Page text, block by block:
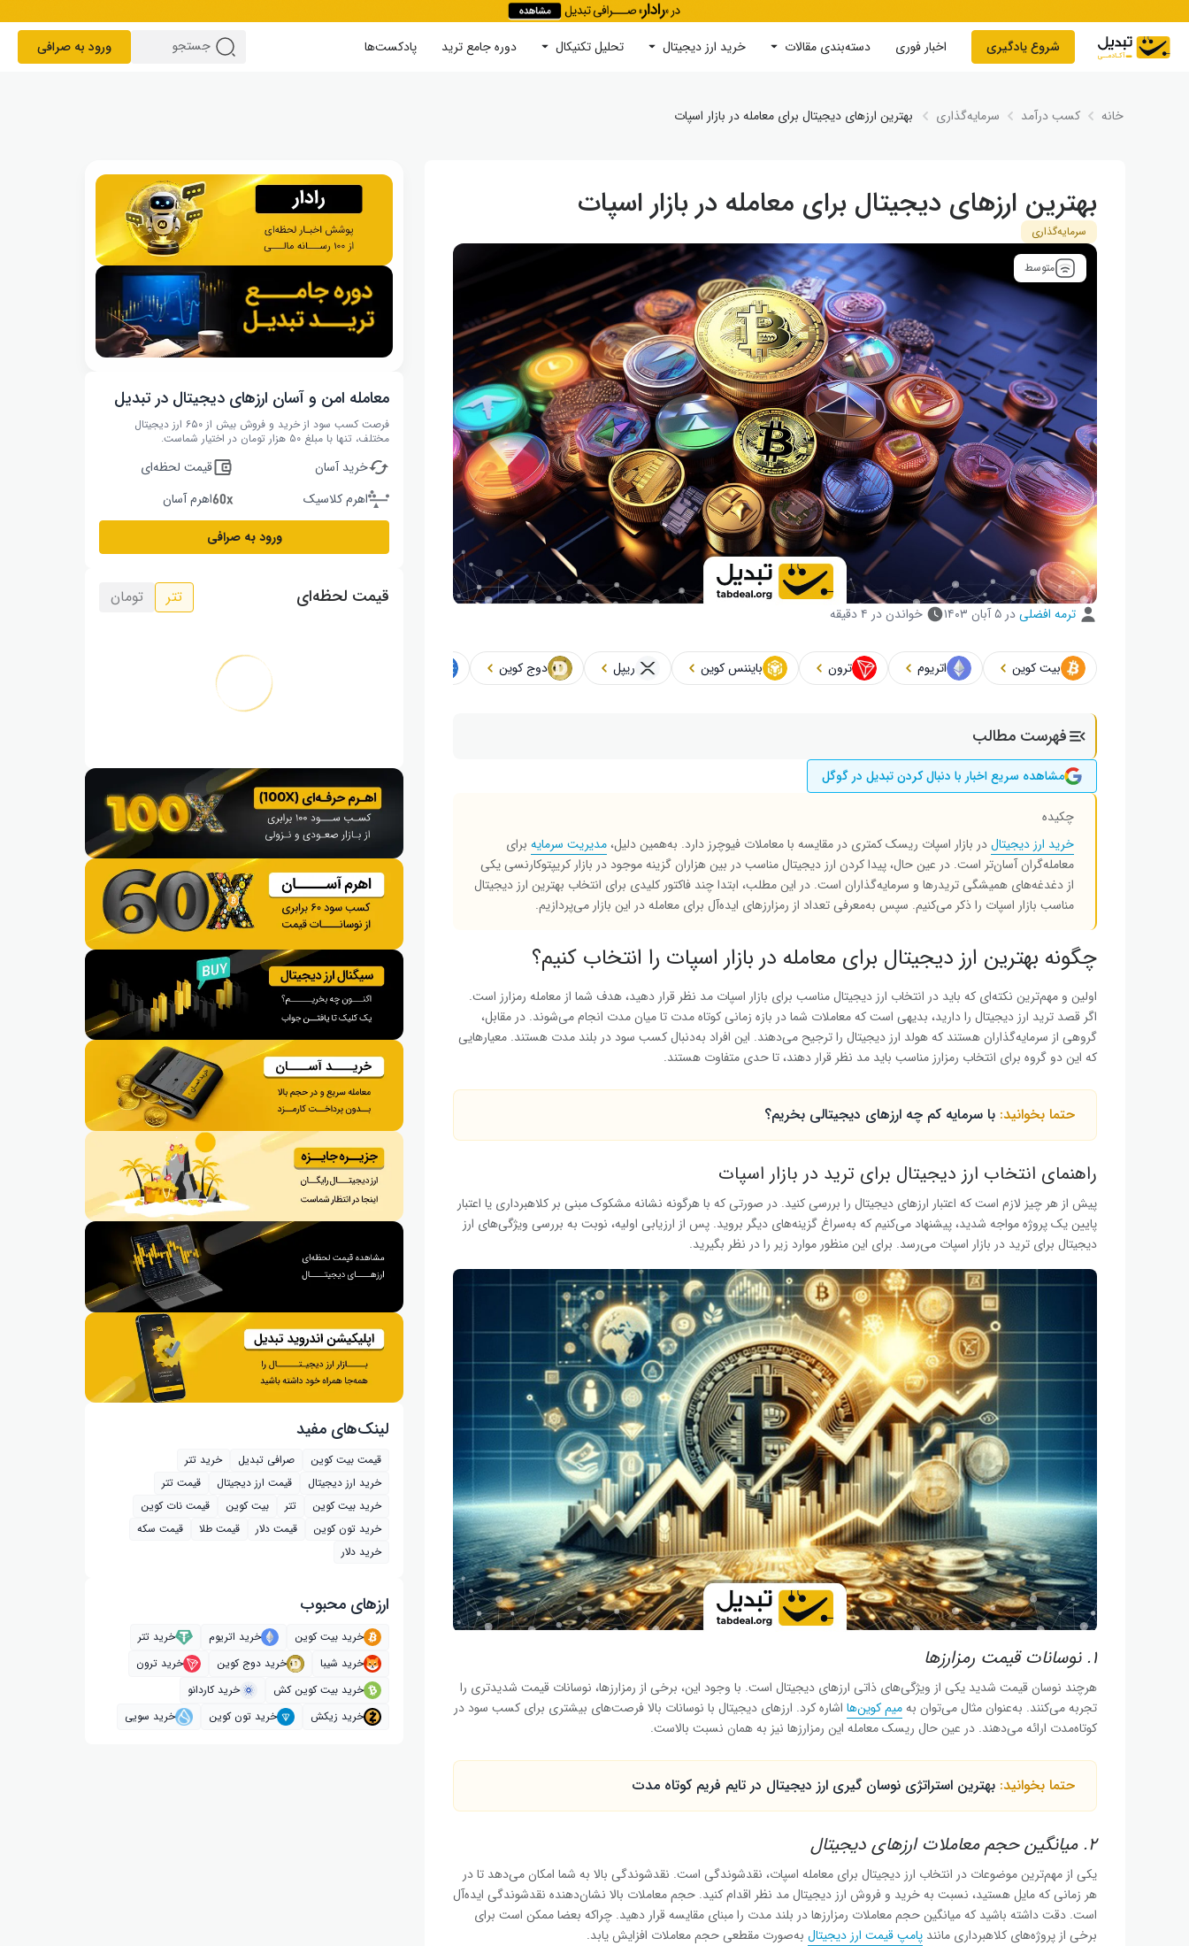
شروع یادگیری اخبار فوری دسته‌بندی مقالات خرید ارز دیجیتال تحلیل تکنیکال دوره‌ جامع ترید پادکست‌ها جستجو ورود به صرافی
خانه کسب درآمد سرمایه‌گذاری بهترین ارزهای دیجیتال برای معامله در بازار اسپات
بهترین ارزهای دیجیتال برای معامله در بازار اسپات
سرمایه‌گذاری
متوسط
ترمه افضلیدر ۵ آبان ۱۴۰۳ خواندن در ۴ دقیقه
بیت کوین اتریوم ترون بایننس کوین ریپل دوج کوین میم
فهرست مطالب
مشاهده سریع اخبار با دنبال کردن تبدیل در گوگل
چکیده
خرید ارز دیجیتالدر بازار اسپات ریسک کمتری در مقایسه با معاملات فیوچرز دارد. به‌همین دلیل، مدیریت سرمایه برای
معامله‌گران آسان‌تر است. در عین حال، پیدا کردن ارز دیجیتال مناسب در بین هزاران گزینه موجود در بازار کریپتوکارنسی یکی
از دغدغه‌های همیشگی تریدرها و سرمایه‌گذاران است. در این مطلب، ابتدا چند فاکتور کلیدی برای انتخاب بهترین ارز دیجیتال
مناسب بازار اسپات را ذکر می‌کنیم. سپس به‌معرفی تعداد از رمزارزهای ایده‌آل برای معامله در این بازار می‌پردازیم.
چگونه بهترین ارز دیجیتال برای معامله در بازار اسپات را انتخاب کنیم؟
اولین و مهم‌ترین نکته‌ای که باید در انتخاب ارز دیجیتال مناسب برای بازار اسپات مد نظر قرار دهید، هدف شما از معامله رمزارز است.
اگر قصد ترید ارز دیجیتال را دارید، بدیهی است که معاملات شما در بازه زمانی کوتاه مدت تا میان مدت انجام می‌شوند. در مقابل،
گروهی از سرمایه‌گذاران هستند که هولد ارز دیجیتال را ترجیح می‌دهند. این افراد به‌دنبال کسب سود در بلند مدت هستند. معیارهایی
که این دو گروه برای انتخاب رمزارز مناسب باید مد نظر قرار دهند، تا حدی متفاوت هستند.
حتما بخوانید: با سرمایه کم چه ارزهای دیجیتالی بخریم؟
راهنمای انتخاب ارز دیجیتال برای ترید در بازار اسپات
پیش از هر چیز لازم است که اعتبار ارزهای دیجیتال را بررسی کنید. در صورتی که با هرگونه نشانه مشکوک مبنی بر کلاهبرداری یا اعتبار
پایین یک پروژه مواجه شدید، پیشنهاد می‌کنیم که به‌سراغ گزینه‌های دیگر بروید. پس از ارزیابی اولیه، نوبت به بررسی ویژگی‌های ارز
دیجیتال برای ترید در بازار اسپات می‌رسد. برای این منظور موارد زیر را در نظر بگیرید.
۱. نوسانات قیمت رمزارزها
هرچند نوسان قیمت شدید یکی از ویژگی‌های ذاتی ارزهای دیجیتال است. با وجود این، برخی از رمزارزها، نوسانات قیمت شدیدتری را
تجربه می‌کنند. به‌عنوان مثال می‌توان بهمیم کوین‌ها اشاره کرد. ارزهای دیجیتال با نوسانات بالا فرصت‌های بیشتری برای کسب سود در
کوتاه‌مدت ارائه می‌دهند. در عین حال ریسک معامله این رمزارزها نیز به همان نسبت بالاست.
حتما بخوانید: بهترین استراتژی نوسان گیری ارز دیجیتال در تایم فریم کوتاه مدت
۲. میانگین حجم معاملات ارزهای دیجیتال
یکی از مهم‌ترین موضوعات در انتخاب ارز دیجیتال برای معامله اسپات، نقدشوندگی است. نقدشوندگی بالا به شما امکان می‌دهد تا در
هر زمانی که مایل هستید، نسبت به خرید و فروش ارز دیجیتال مد نظر اقدام کنید. حجم معاملات بالا نشان‌دهنده نقدشوندگی ایده‌آل
است. دقت داشته باشید که میانگین حجم معاملات رمزارزها در بلند مدت را مبنای مقایسه قرار دهید. چراکه بعضا ممکن است برای
برخی از پروژه‌های کلاهبرداری مانند پامپ قیمت ارز دیجیتال به‌صورت مقطعی حجم معاملات افزایش یابد.
معامله امن و آسان ارزهای دیجیتال در تبدیل
فرصت کسب سود از خرید و فروش بیش از ۶۵۰ ارز دیجیتال
مختلف، تنها با مبلغ ۵۰ هزار تومان در اختیار شماست.
خرید آسان
قیمت لحظه‌ای
اهرم کلاسیک
اهرم آسان
ورود به صرافی
قیمت لحظه‌ای تتر تومان
لینک‌های مفید
قیمت بیت کوین صرافی تبدیل
خرید تتر
خرید ارز دیجیتال
قیمت ارز دیجیتال
قیمت تتر
خرید بیت‌ کوین
تتر بیت کوین
قیمت نات کوین
خرید تون کوین
قیمت دلار قیمت طلا
قیمت سکه
خرید دلار
ارز‌های محبوب
خرید بیت کوین خرید اتریوم
خرید تتر
خرید شیبا
خرید دوج کوین
خرید ترون
خرید بیت کوین کش
خرید کاردانو
خرید زیکش
خرید تون کوین خرید سویی